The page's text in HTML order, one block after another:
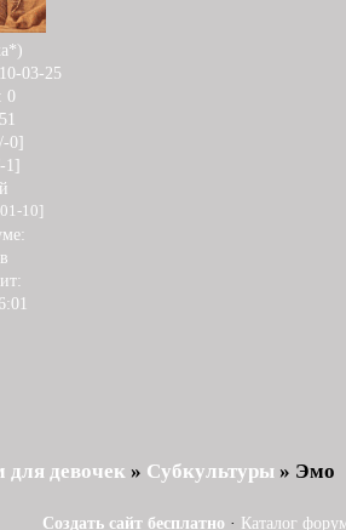
03-25
0
0]
1]
10]
девочек » Субкультуры » Эмо
Создать сайт бесплатно · Каталог